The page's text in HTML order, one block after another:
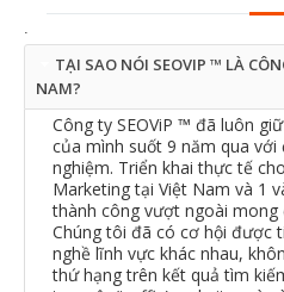
TẠI SAO NÓI SEOVIP ™ LÀ
NAM?
Công ty SEOViP ™ đã luôn
của mình suốt 9 năm qua với
nghiệm. Triển khai thực tế
Marketing tại Việt Nam và 1
thành công vượt ngoài mong
Chúng tôi đã có cơ hội được
nghề lĩnh vực khác nhau,
thứ hạng trên kết quả tìm